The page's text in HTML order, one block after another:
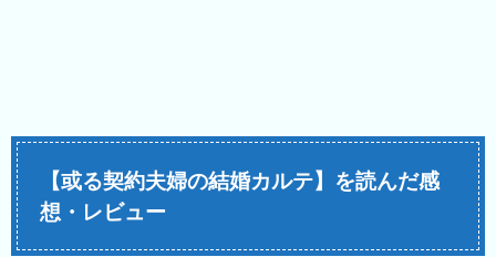
【或る契約夫婦の結婚カルテ】を読んだ感
想・レビュー